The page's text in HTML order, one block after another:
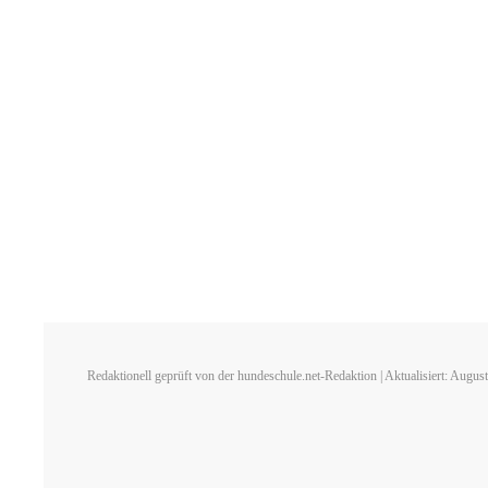
Redaktionell geprüft von der hundeschule.net-Redaktion | Aktualisiert: